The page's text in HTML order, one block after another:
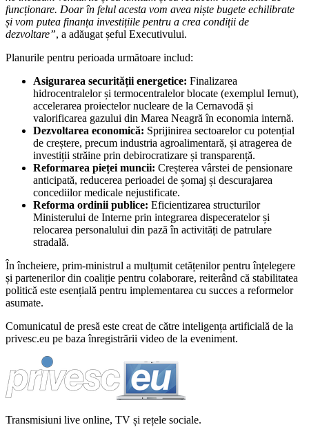
funcționare. Doar în felul acesta vom avea niște bugete echilibrate
și vom putea finanța investițiile pentru a crea condiții de
dezvoltare”, a adăugat șeful Executivului.
Planurile pentru perioada următoare includ:
Asigurarea securității energetice: Finalizarea
hidrocentralelor și termocentralelor blocate (exemplul Iernut),
accelerarea proiectelor nucleare de la Cernavodă și
valorificarea gazului din Marea Neagră în economia internă.
Dezvoltarea economică: Sprijinirea sectoarelor cu potențial
de creștere, precum industria agroalimentară, și atragerea de
investiții străine prin debirocratizare și transparență.
Reformarea pieței muncii: Creșterea vârstei de pensionare
anticipată, reducerea perioadei de șomaj și descurajarea
concediilor medicale nejustificate.
Reforma ordinii publice: Eficientizarea structurilor
Ministerului de Interne prin integrarea dispeceratelor și
relocarea personalului din pază în activități de patrulare
stradală.
În încheiere, prim-ministrul a mulțumit cetățenilor pentru înțelegere
și partenerilor din coaliție pentru colaborare, reiterând că stabilitatea
politică este esențială pentru implementarea cu succes a reformelor
asumate.
Comunicatul de presă este creat de către inteligența artificială de la
privesc.eu pe baza înregistrării video de la eveniment.
Transmisiuni live online, TV și rețele sociale.